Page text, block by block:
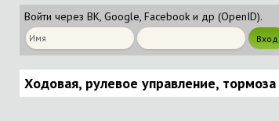
Войти через ВК, Google, Facebook и др (OpenID).
Ходовая, рулевое управление, тормоза